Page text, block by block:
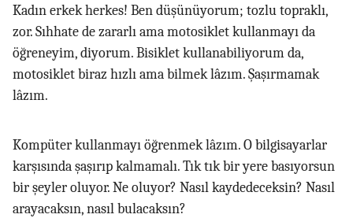
Kadın erkek herkes! Ben düşünüyorum; tozlu topraklı,
zor. Sıhhate de zararlı ama motosiklet kullanmayı da
öğreneyim, diyorum. Bisiklet kullanabiliyorum da,
motosiklet biraz hızlı ama bilmek lâzım. Şaşırmamak
lâzım.
Kompüter kullanmayı öğrenmek lâzım. O bilgisayarlar
karşısında şaşırıp kalmamalı. Tık tık bir yere basıyorsun
bir şeyler oluyor. Ne oluyor? Nasıl kaydedeceksin? Nasıl
arayacaksın, nasıl bulacaksın?